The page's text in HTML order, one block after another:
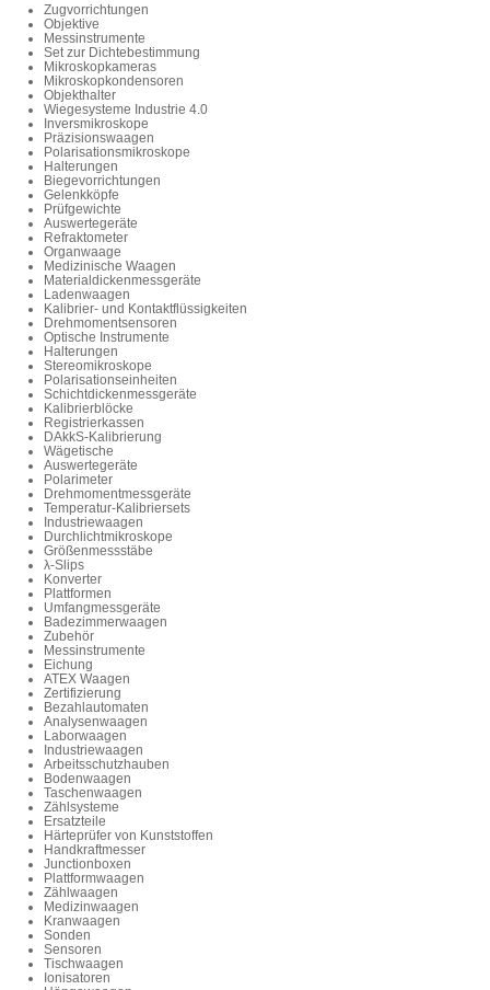
Zugvorrichtungen
Objektive
Messinstrumente
Set zur Dichtebestimmung
Mikroskopkameras
Mikroskopkondensoren
Objekthalter
Wiegesysteme Industrie 4.0
Inversmikroskope
Präzisionswaagen
Polarisationsmikroskope
Halterungen
Biegevorrichtungen
Gelenkköpfe
Prüfgewichte
Auswertegeräte
Refraktometer
Organwaage
Medizinische Waagen
Materialdickenmessgeräte
Ladenwaagen
Kalibrier- und Kontaktflüssigkeiten
Drehmomentsensoren
Optische Instrumente
Halterungen
Stereomikroskope
Polarisationseinheiten
Schichtdickenmessgeräte
Kalibrierblöcke
Registrierkassen
DAkkS-Kalibrierung
Wägetische
Auswertegeräte
Polarimeter
Drehmomentmessgeräte
Temperatur-Kalibriersets
Industriewaagen
Durchlichtmikroskope
Größenmessstäbe
λ-Slips
Konverter
Plattformen
Umfangmessgeräte
Badezimmerwaagen
Zubehör
Messinstrumente
Eichung
ATEX Waagen
Zertifizierung
Bezahlautomaten
Analysenwaagen
Laborwaagen
Industriewaagen
Arbeitsschutzhauben
Bodenwaagen
Taschenwaagen
Zählsysteme
Ersatzteile
Härteprüfer von Kunststoffen
Handkraftmesser
Junctionboxen
Plattformwaagen
Zählwaagen
Medizinwaagen
Kranwaagen
Sonden
Sensoren
Tischwaagen
Ionisatoren